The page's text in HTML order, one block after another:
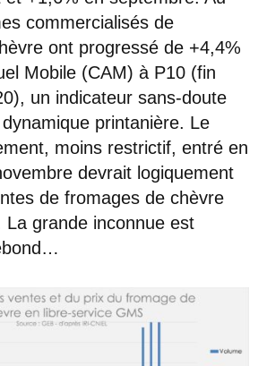
commercialisés de
ont progressé de +4,4%
Mobile (CAM) à P10 (fin
un indicateur sans-doute
printanière. Le
moins restrictif, entré en
devrait logiquement
de fromages de chèvre
La grande inconnue est